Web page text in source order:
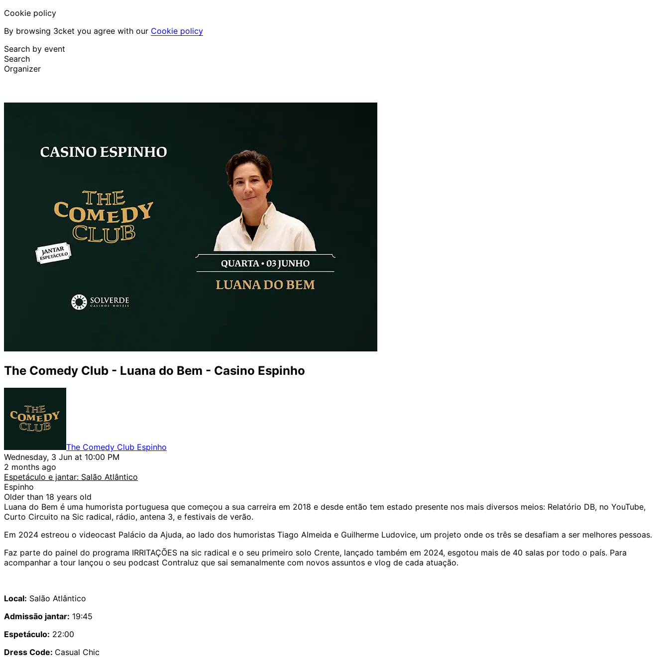
Cookie policy
By browsing 3cket you agree with our Cookie policy
Search by event
Search
Organizer
English
The Comedy Club - Luana do Bem - Casino Espinho
The Comedy Club Espinho
Wednesday, 3 Jun at 10:00 PM
2 months ago
Espetáculo e jantar: Salão Atlântico
Espinho
Older than 18 years old
Luana do Bem é uma humorista portuguesa que começou a sua carreira em 2018 e desde então tem estado presente nos mais diversos meios: Relatório DB, no YouTube,
Curto Circuito na Sic radical, rádio, antena 3, e festivais de verão.
Em 2024 estreou o videocast Palácio da Ajuda, ao lado dos humoristas Tiago Almeida e Guilherme Ludovice, um projeto onde os três se desafiam a ser melhores pessoas.
Faz parte do painel do programa IRRITAÇÕES na sic radical e o seu primeiro solo Crente, lançado também em 2024, esgotou mais de 40 salas por todo o país. Para
acompanhar a tour lançou o seu podcast Contraluz que sai semanalmente com novos assuntos e vlog de cada atuação.
Local: Salão Atlântico
Admissão jantar: 19:45
Espetáculo: 22:00
Dress Code: Casual Chic